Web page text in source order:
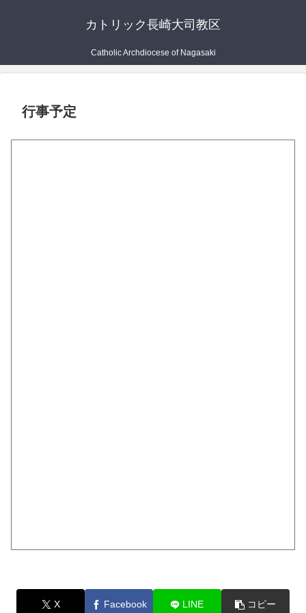
カトリック長崎大司教区
Catholic Archdiocese of Nagasaki
行事予定
X Facebook LINE コピー